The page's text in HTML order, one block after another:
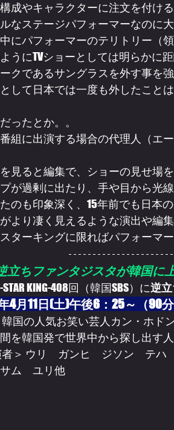
成やキャラクターに注文を付ける
なステージパフォーマーなのに
にパフォーマーのテリトリー（
うにTVショーとしては明らかに
クであるサングラスを外す事を
して日本では一度も外したこと
ったとか。。
組に出演する場合の代理人（エ
見ると編集で、ショーの見せ場
が過剰に出たり、手や目から光
のも印象深く、15年前でも日本
より凄く見えるような演出や編
ターキングに限ればパフォーマ
立ちファンタジスタが韓国に
KING-408回（韓国SBS）に逆
4月11日(土)午後6：25～（90
韓国の人気お笑い芸人カン・ホド
を韓国発で世界中から探し出す
ム　ユリ他